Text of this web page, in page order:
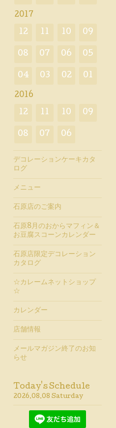
2017
12 11 10 09
08 07 06 05
04 03 02 01
2016
12 11 10 09
08 07 06
デコレーションケーキカタ
ログ
メニュー
石原店のご案内
石原8月のおからマフィン＆
お豆腐スコーンカレンダー
石原店限定デコレーション
カタログ
☆カレームネットショップ
☆
カレンダー
店舗情報
メールマガジン終了のお知
らせ
Today's Schedule
2026.08.08 Saturday